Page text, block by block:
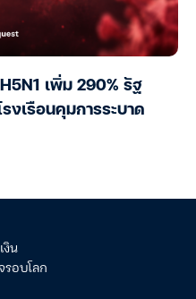
เพิ่ม 290% รัฐ
งเรือนคุมการระบาด
งิน
รอบโลก